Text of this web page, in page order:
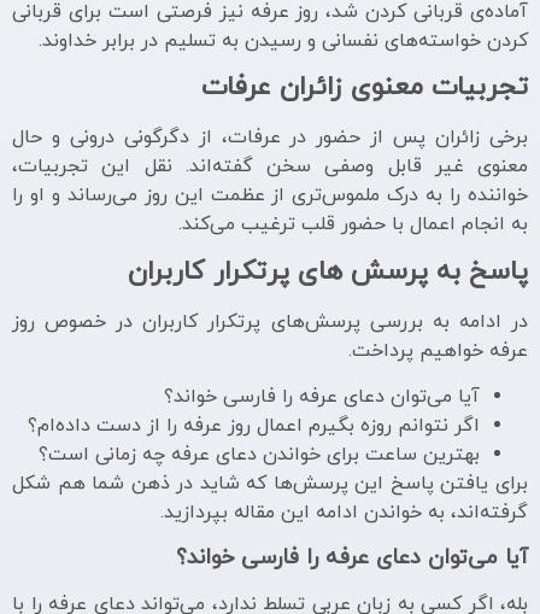
آماده‌ی قربانی کردن شد، روز عرفه نیز فرصتی است برای قربانی
کردن خواسته‌های نفسانی و رسیدن به تسلیم در برابر خداوند.
تجربیات معنوی زائران عرفات
برخی زائران پس از حضور در عرفات، از دگرگونی درونی و حال
معنوی غیر قابل وصفی سخن گفته‌اند. نقل این تجربیات،
خواننده را به درک ملموس‌تری از عظمت این روز می‌رساند و او را
به انجام اعمال با حضور قلب ترغیب می‌کند.
پاسخ به پرسش های پرتکرار کاربران
در ادامه به بررسی پرسش‌های پرتکرار کاربران در خصوص روز
عرفه خواهیم پرداخت.
آیا می‌توان دعای عرفه را فارسی خواند؟
اگر نتوانم روزه بگیرم اعمال روز عرفه را از دست داده‌ام؟
بهترین ساعت برای خواندن دعای عرفه چه زمانی است؟
برای یافتن پاسخ این پرسش‌ها که شاید در ذهن شما هم شکل
گرفته‌اند، به خواندن ادامه این مقاله بپردازید.
آیا می‌توان دعای عرفه را فارسی خواند؟
بله، اگر کسی به زبان عربی تسلط ندارد، می‌تواند دعای عرفه را با